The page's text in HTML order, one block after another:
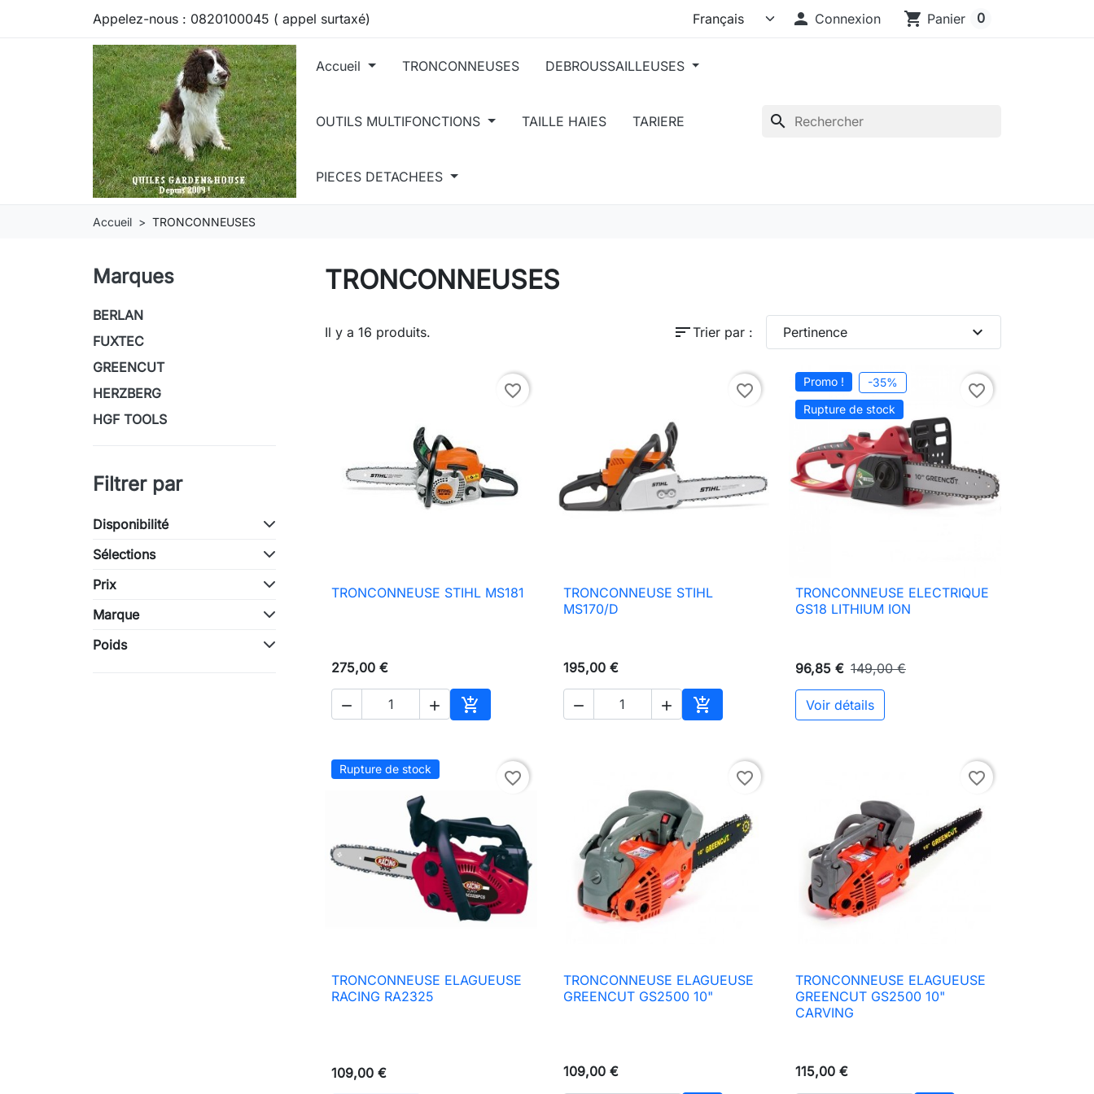
Appelez-nous : 0820100045 ( appel surtaxé)  Connexion shopping_cart Panier 0
search
Accueil TRONCONNEUSES DEBROUSSAILLEUSES
OUTILS MULTIFONCTIONS TAILLE HAIES TARIERE
PIECES DETACHEES
Accueil TRONCONNEUSES
Marques
BERLAN
FUXTEC
GREENCUT
HERZBERG
HGF TOOLS
Filtrer par
Disponibilité
Sélections
Prix
Marque
Poids
TRONCONNEUSES
Il y a 16 produits. sortTrier par : Pertinence expand_more
favorite_border
 Aperçu rapide
TRONCONNEUSE STIHL MS181
275,00 €
  
Ajouter au panier
favorite_border
 Aperçu rapide
TRONCONNEUSE STIHL
MS170/D
195,00 €
  
Ajouter au panier
Promo !
-35%
Rupture de stock
favorite_border
 Aperçu rapide
TRONCONNEUSE ELECTRIQUE
GS18 LITHIUM ION
96,85 € 149,00 €
Voir détails
Rupture de stock favorite_border
 Aperçu rapide
TRONCONNEUSE ELAGUEUSE
RACING RA2325
109,00 €
favorite_border
 Aperçu rapide
TRONCONNEUSE ELAGUEUSE
GREENCUT GS2500 10"
109,00 €
favorite_border
 Aperçu rapide
TRONCONNEUSE ELAGUEUSE
GREENCUT GS2500 10"
CARVING
115,00 €